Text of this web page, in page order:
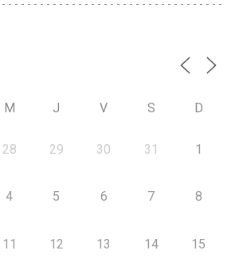
M J V S D
28 29 30 31 1
4 5 6 7 8
11 12 13 14 15